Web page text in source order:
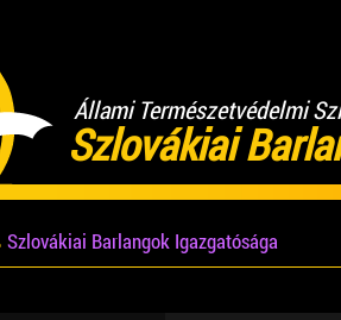
Állami Természetvédelmi
Szlovákiai
Szlovákiai Barlangok Igazgatósága